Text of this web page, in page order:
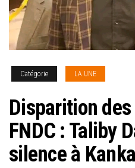
Catégorie LA UNE
Disparition
FNDC : Taliby
silence à